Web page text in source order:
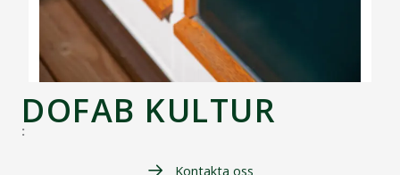
DOFAB KULTUR
:
Kontakta oss